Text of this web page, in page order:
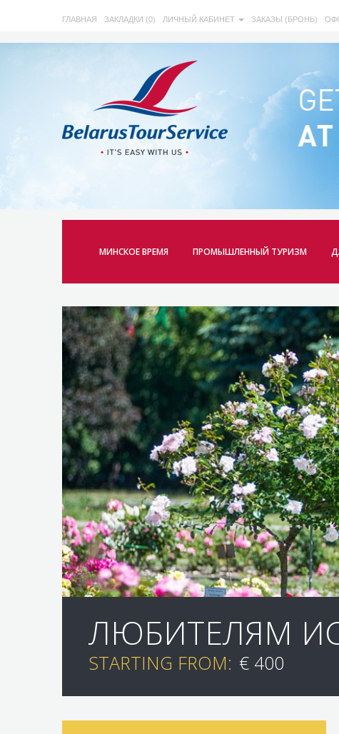
ГЛАВНАЯ ЗАКЛАДКИ (0) ЛИЧНЫЙ КАБИНЕТ ЗАКАЗЫ (БРОНЬ)
МИНСКОЕ ВРЕМЯ ПРОМЫШЛЕННЫЙ ТУРИЗМ
ЛЮБИТЕЛЯМ
STARTING FROM: € 400